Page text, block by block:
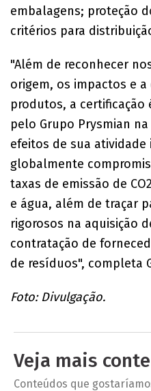
embalagens; proteção
critérios para
"Além de reconhecer
origem, os impactos e
produtos, a certificação
pelo Grupo Prysmian
efeitos de sua
globalmente
taxas de emissão de
e água, além de traçar
rigorosos na aquisição
contratação de
de resíduos", completa
Foto: Divulgação.
Veja mais
Conteúdos que